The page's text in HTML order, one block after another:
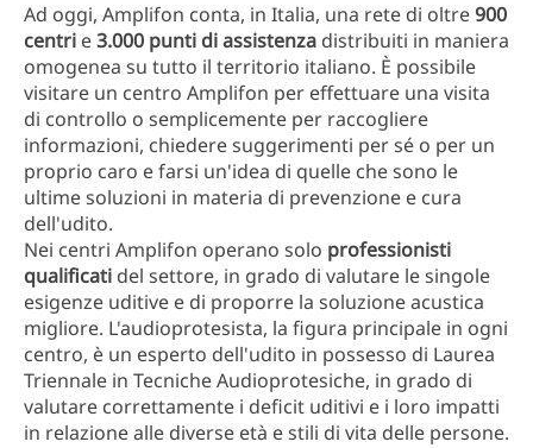
Ad oggi, Amplifon conta, in Italia, una rete di oltre900
centri e3.000 punti di assistenza distribuiti in maniera
omogenea su tutto il territorio italiano. È possibile
visitare un centro Amplifon per effettuare una visita
di controllo o semplicemente per raccogliere
informazioni, chiedere suggerimenti per sé o per un
proprio caro e farsi un'idea di quelle che sono le
ultime soluzioni in materia di prevenzione e cura
dell'udito.
Nei centri Amplifon operano solo professionisti
qualificati del settore, in grado di valutare le singole
esigenze uditive e di proporre la soluzione acustica
migliore. L'audioprotesista, la figura principale in ogni
centro, è un esperto dell'udito in possesso di Laurea
Triennale in Tecniche Audioprotesiche, in grado di
valutare correttamente i deficit uditivi e i loro impatti
in relazione alle diverse età e stili di vita delle persone.